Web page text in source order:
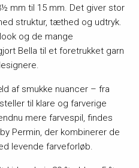
mm til 15 mm. Det giver stor
struktur, tæthed og udtryk.
og de mange
Bella til et foretrukket garn
af smukke nuancer – fra
til klare og farverige
mere farvespil, findes
Permin, der kombinerer de
levende farveforløb.